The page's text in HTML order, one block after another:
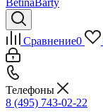
Сравнение0
Телефоны
8 (495) 743-02-22